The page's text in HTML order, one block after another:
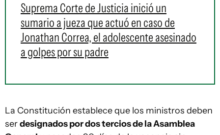
Suprema Corte de Justicia inició un
sumario a jueza que actuó en caso de
Jonathan Correa, el adolescente asesinado
a golpes por su padre
La Constitución establece que los ministros deben
serdesignados por dos tercios de la Asamblea